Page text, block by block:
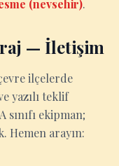
(nevsehir).
— İletişim
ilçelerde
yazılı teklif
ekipman;
Hemen arayın: